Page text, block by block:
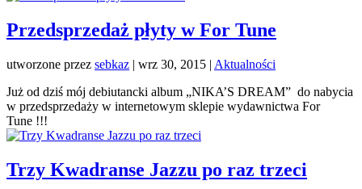
Przedsprzedaż płyty w For Tune
utworzone przez sebkaz | wrz 30, 2015 | Aktualności
Już od dziś mój debiutancki album „NIKA’S DREAM” do nabycia
w przedsprzedaży w internetowym sklepie wydawnictwa For
Tune !!!
Trzy Kwadranse Jazzu po raz trzeci